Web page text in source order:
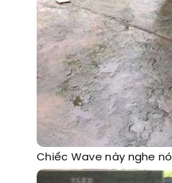
Chiếc Wave này nghe